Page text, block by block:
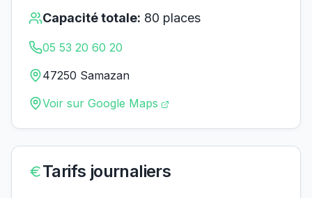
Capacité totale: 80 places
05 53 20 60 20
47250 Samazan
Voir sur Google Maps
Tarifs journaliers